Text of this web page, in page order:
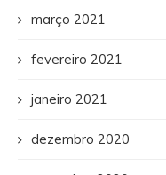
março 2021
fevereiro 2021
janeiro 2021
dezembro 2020